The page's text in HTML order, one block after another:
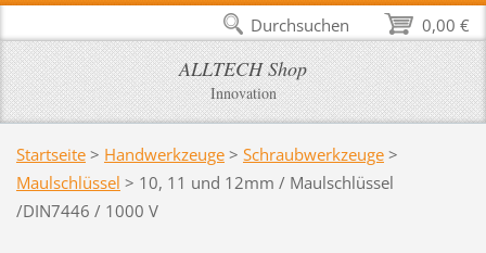
ALLTECH Shop
Innovation
Startseite > Handwerkzeuge > Schraubwerkzeuge >
Maulschlüssel > 10, 11 und 12mm / Maulschlüssel
/DIN7446 / 1000 V
0,00 €
Durchsuchen